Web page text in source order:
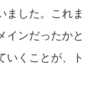
ました。これま
インだったかと
いくことが、ト